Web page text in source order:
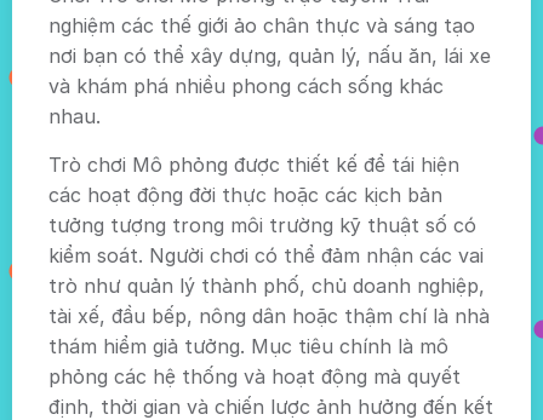
nghiệm các thế giới ảo chân thực và sáng tạo
nơi bạn có thể xây dựng, quản lý, nấu ăn, lái xe
và khám phá nhiều phong cách sống khác
nhau.
Trò chơi Mô phỏng được thiết kế để tái hiện
các hoạt động đời thực hoặc các kịch bản
tưởng tượng trong môi trường kỹ thuật số có
kiểm soát. Người chơi có thể đảm nhận các vai
trò như quản lý thành phố, chủ doanh nghiệp,
tài xế, đầu bếp, nông dân hoặc thậm chí là nhà
thám hiểm giả tưởng. Mục tiêu chính là mô
phỏng các hệ thống và hoạt động mà quyết
định, thời gian và chiến lược ảnh hưởng đến kết